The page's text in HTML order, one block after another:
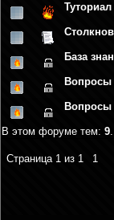
База
Вопросы
Вопросы
В этом форуме тем: 9
Страница 1 из 1 1